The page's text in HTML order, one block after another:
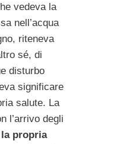
vedeva la
nell’acqua
riteneva
sé, di
disturbo
significare
salute. La
l’arrivo degli
propria